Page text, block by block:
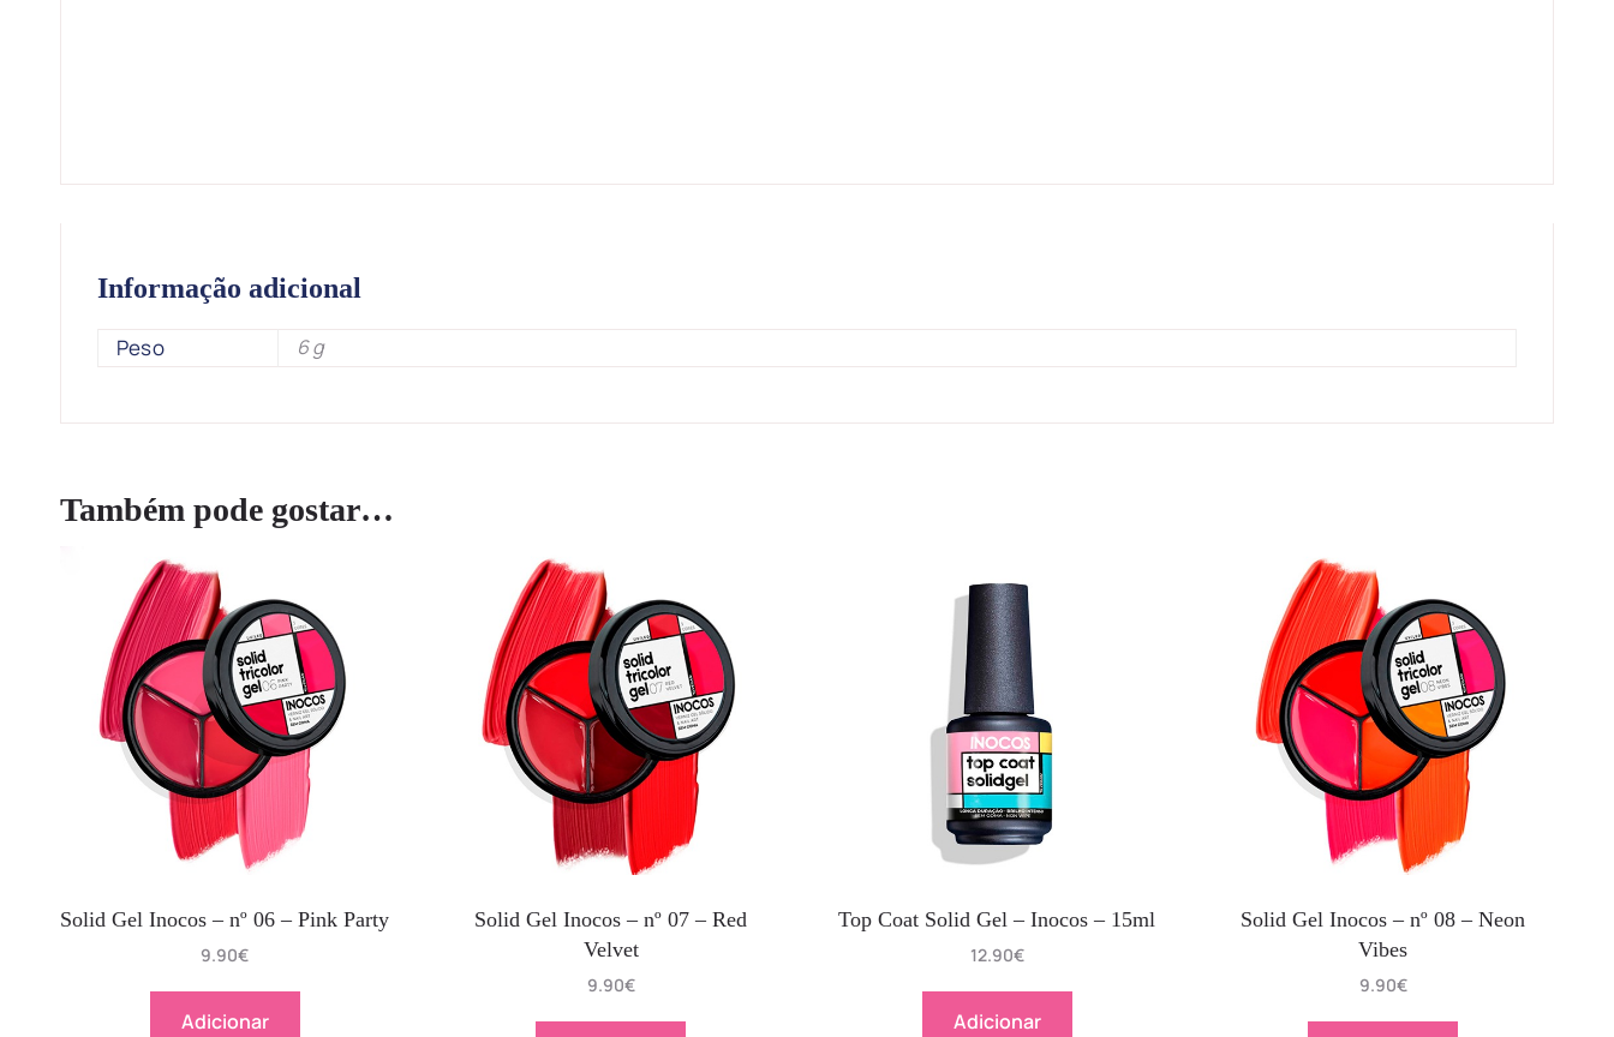
Informação adicional
Peso 6 g
Também pode gostar…
Solid Gel Inocos – nº 06 – Pink Party
9.90€
Adicionar
Solid Gel Inocos – nº 07 – Red
Velvet
9.90€
Top Coat Solid Gel – Inocos – 15ml
12.90€
Adicionar
Solid Gel Inocos – nº 08 – Neon
Vibes
9.90€